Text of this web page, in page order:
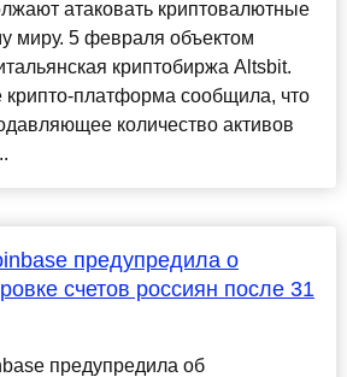
атаковать криптовалютные
миру. 5 февраля объектом
криптобиржа Altsbit.
крипто-платформа сообщила, что
количество активов
предупредила о
счетов россиян после 31
предупредила об